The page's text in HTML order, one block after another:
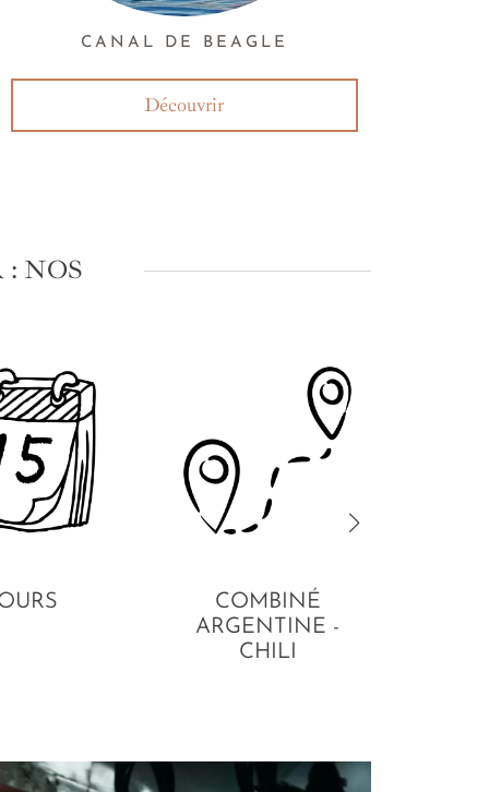
CANAL DE BEAGLE
Découvrir
NOS
COMBINÉ
ARGENTINE -
CHILI